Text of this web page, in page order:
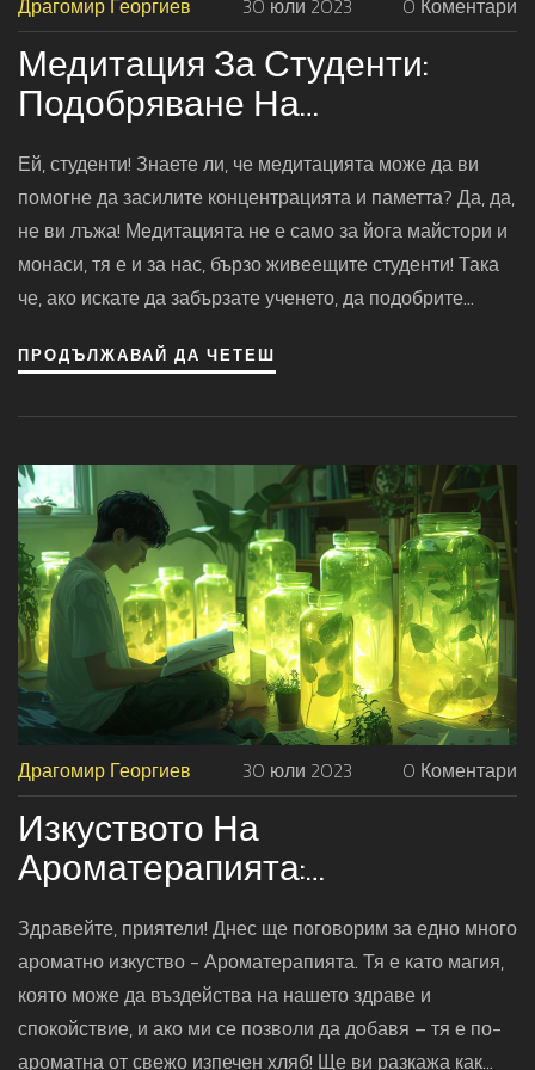
Драгомир Георгиев 30 юли 2023 0 Коментари
Медитация За Студенти:
Подобряване На
Концентрацията И Паметта
Ей, студенти! Знаете ли, че медитацията може да ви
помогне да засилите концентрацията и паметта? Да, да,
не ви лъжа! Медитацията не е само за йога майстори и
монаси, тя е и за нас, бързо живеещите студенти! Така
че, ако искате да забързате ученето, да подобрите
започнете да медитирате. Усмивка на лицето и успехи
ПРОДЪЛЖАВАЙ ДА ЧЕТЕШ
Драгомир Георгиев 30 юли 2023 0 Коментари
Изкуството На
Ароматерапията:
Подобряване На Здравето И
Спокойствието
Здравейте, приятели! Днес ще поговорим за едно много
ароматно изкуство - Ароматерапията. Тя е като магия,
която може да въздейства на нашето здраве и
спокойствие, и ако ми се позволи да добавя – тя е по-
ароматна от свежо изпечен хляб! Ще ви разкажа как